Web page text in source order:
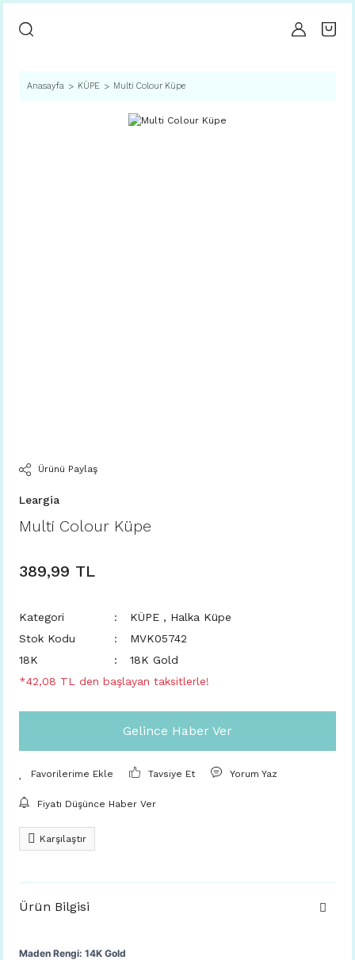
Anasayfa KÜPE Multi Colour Küpe
Ürünü Paylaş
Leargia
Multi Colour Küpe
389,99 TL
Kategori KÜPE , Halka Küpe
Stok Kodu
MVK05742
18K
18K Gold
*42,08 TL den başlayan taksitlerle!
Gelince Haber Ver
Tavsiye Et Yorum Yaz
Fiyatı Düşünce Haber Ver
Karşılaştır
Ürün Bilgisi
Maden Rengi: 14K Gold